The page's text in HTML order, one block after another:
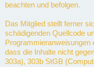
beachten und befolgen.
Das Mitglied stellt ferner
schädigenden Quellcode
Programmieranweisungen
dass die Inhalte nicht
303a), 303b StGB